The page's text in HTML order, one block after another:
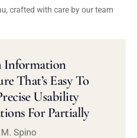
crafted with care by our team
Information
That’s Easy To
Usability
For Partially
Spino